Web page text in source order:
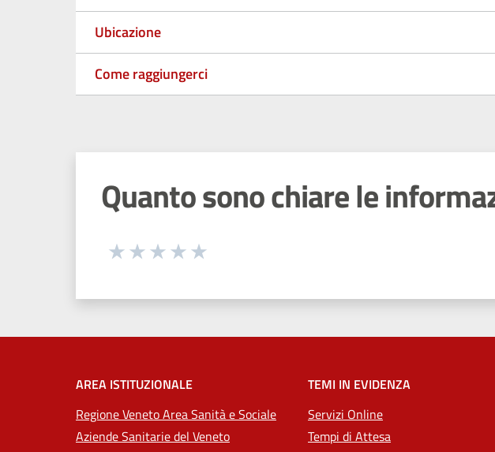
Ubicazione
Come raggiungerci
Quanto sono chiare le
Seleziona una valutazione da 1 a 5 stelle
AREA ISTITUZIONALE
Regione Veneto Area Sanità e Sociale
Aziende Sanitarie del Veneto
TEMI IN EVIDENZA
Servizi Online
Tempi di Attesa